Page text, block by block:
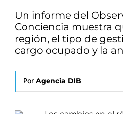
Un informe del
Conciencia muestra
región, el tipo de
cargo ocupado y la
Por Agencia DIB